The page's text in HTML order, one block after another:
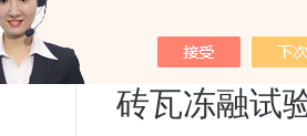
>砖瓦冻融试验机（气冻水融法）
砖瓦冻融试